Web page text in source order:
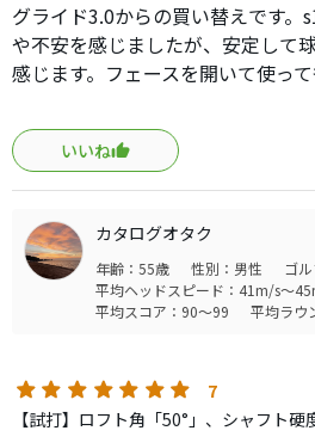
グライド3.0からの買い替えです。
や不安を感じましたが、安定して
感じます。フェースを開いて使っ
いウェッジだと思います。ダフり
くなり、とてもいいウェッジです
いいね
カタログオタク
年齢：55歳 性別：男性
ゴ
平均ヘッドスピード：41m/s～
平均スコア：90～99
平均ラウ
7
【試打】ロフト角「50°」、シャフト硬